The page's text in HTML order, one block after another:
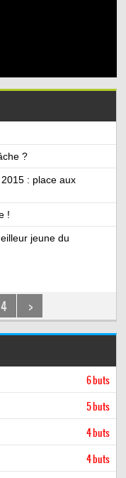
?
: place aux
!
jeune du
4 >
6 buts
5 buts
4 buts
4 buts